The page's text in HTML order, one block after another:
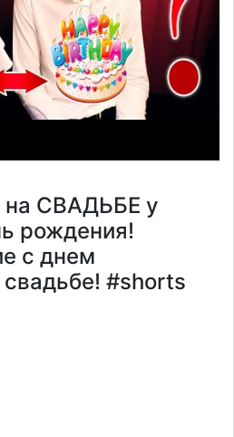
на СВАДЬБЕ у
рождения!
с днем
#shorts